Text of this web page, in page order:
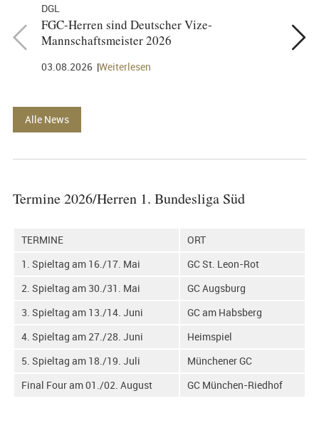
DGL
FGC-Herren sind Deutscher Vize-
Mannschaftsmeister 2026
03.08.2026 Weiterlesen
FGC-
Alle News
Termine 2026/Herren 1. Bundesliga Süd
TERMINE
ORT
1. Spieltag am 16./17. Mai
GC St. Leon-Rot
2. Spieltag am 30./31. Mai
GC Augsburg
3. Spieltag am 13./14. Juni
GC am Habsberg
4. Spieltag am 27./28. Juni
Heimspiel
5. Spieltag am 18./19. Juli
Münchener GC
Final Four am 01./02. August
GC München-Riedhof